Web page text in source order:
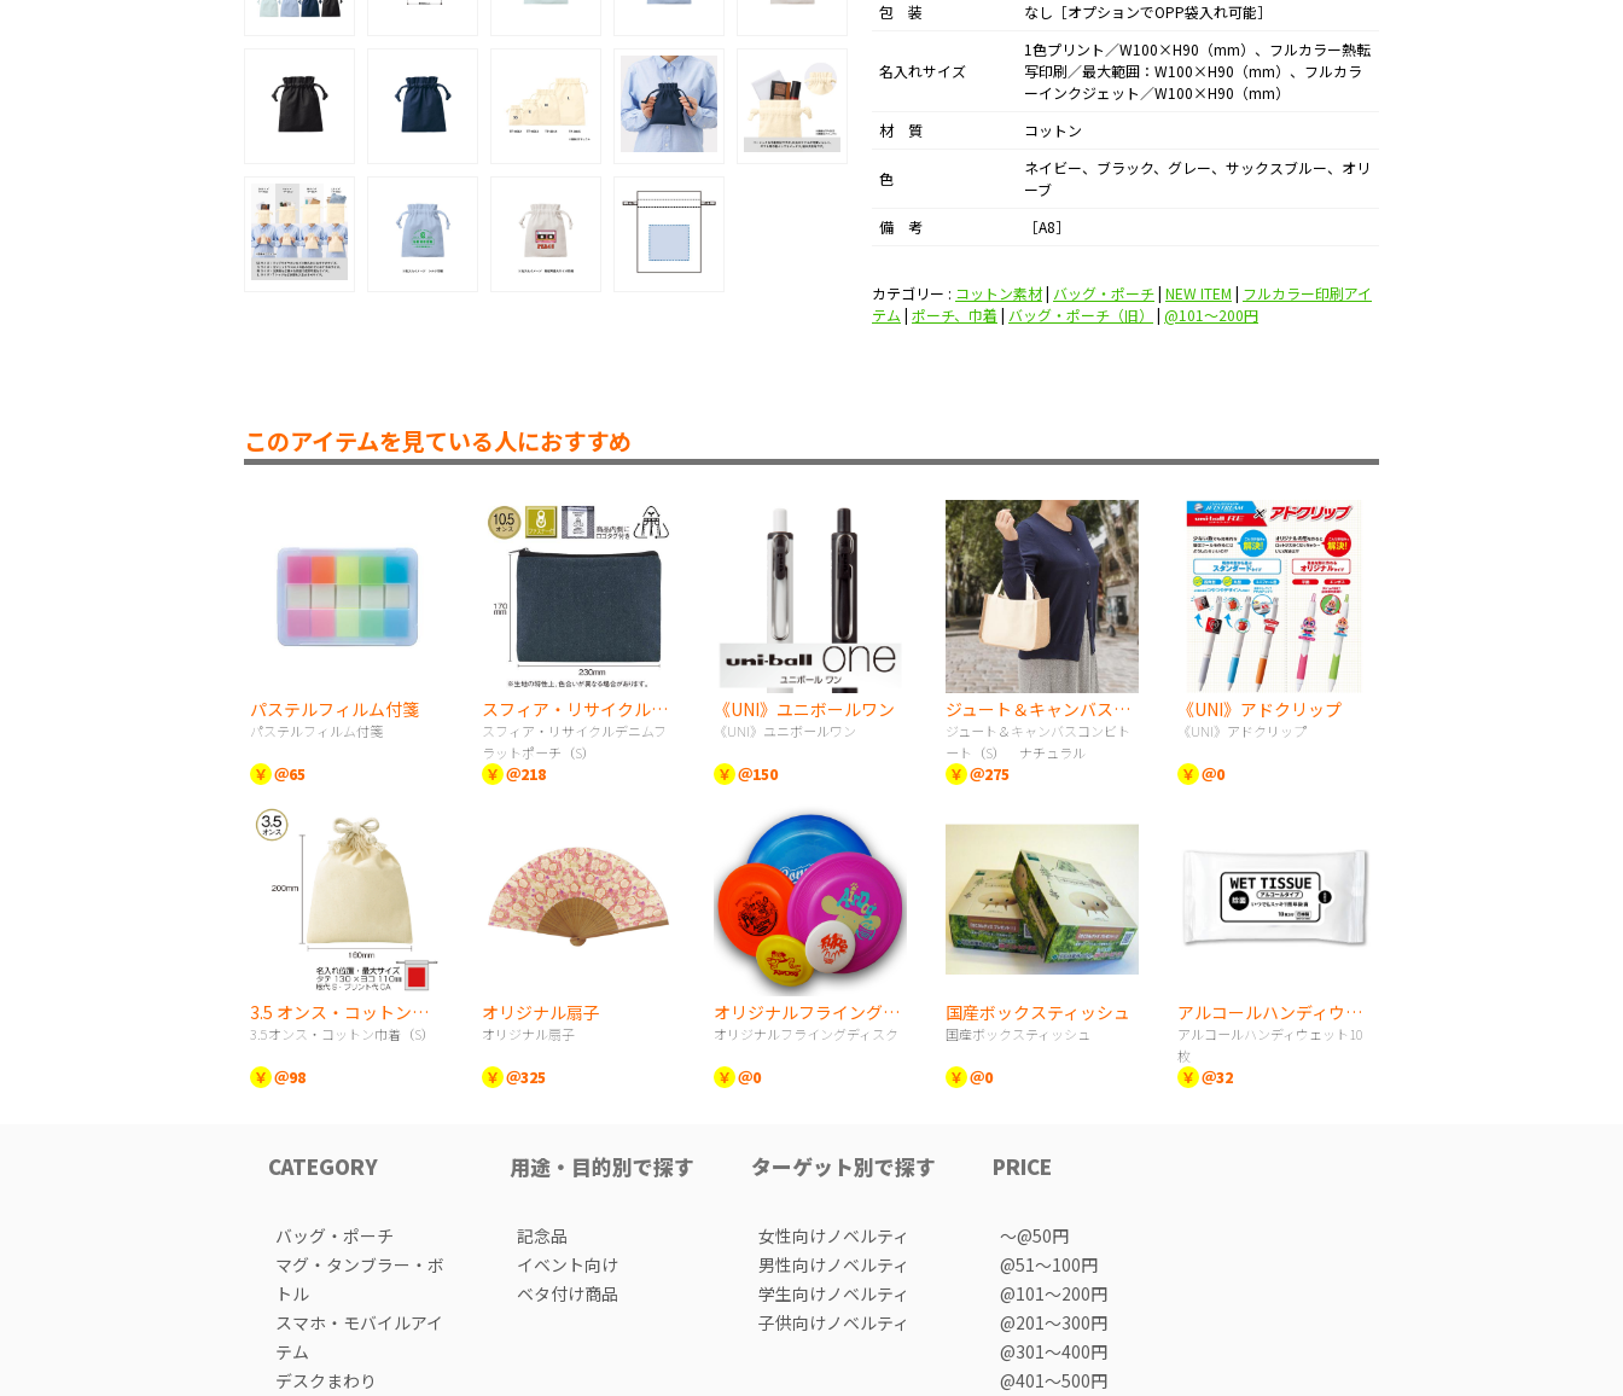
包 装
なし［オプションでOPP袋入れ可能］
名入れサイズ
1色プリント／W100×H90（mm）、フルカラー熱転
写印刷／最大範囲：W100×H90（mm）、フルカラ
ーインクジェット／W100×H90（mm）
材 質
コットン
色
ネイビー、ブラック、グレー、サックスブルー、オリ
ーブ
備 考
［A8］
カテゴリー : コットン素材| バッグ・ポーチ| NEW ITEM | フルカラー印刷アイ
テム | ポーチ、巾着 | バッグ・ポーチ（旧） | @101〜200円
このアイテムを見ている人におすすめ
パステルフィルム付箋
パステルフィルム付箋
￥ ＠65
スフィア・リサイクルデニムフラットポーチ（S）
スフィア・リサイクルデニムフ
ラットポーチ（S）
￥ ＠218
《UNI》ユニボールワン
《UNI》ユニボールワン
￥ ＠150
ジュート＆キャンバスコンビトート（S） ナチュラル
ジュート＆キャンバスコンビト
ート（S） ナチュラル
￥ ＠275
《UNI》アドクリップ
《UNI》アドクリップ
￥ ＠0
3.5 オンス・コットン巾着（S）
3.5オンス・コットン巾着（S）
￥ ＠98
オリジナル扇子
オリジナル扇子
￥ ＠325
オリジナルフライングディスク
オリジナルフライングディスク
￥ ＠0
国産ボックスティッシュ
国産ボックスティッシュ
￥ ＠0
アルコールハンディウェット10枚
アルコールハンディウェット10
枚
￥ ＠32
CATEGORY
バッグ・ポーチ
マグ・タンブラー・ボ
トル
スマホ・モバイルアイ
テム
デスクまわり
用途・目的別で探す
記念品
イベント向け
ベタ付け商品
ターゲット別で探す
女性向けノベルティ
男性向けノベルティ
学生向けノベルティ
子供向けノベルティ
PRICE
〜@50円
@51〜100円
@101〜200円
@201〜300円
@301〜400円
@401〜500円